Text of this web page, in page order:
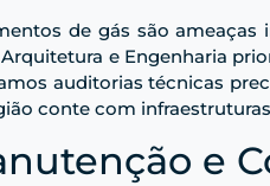
de gás são ameaças
e Engenharia
auditorias técnicas
conte com
e